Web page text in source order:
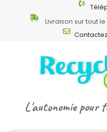
Livraison sur tout
L'autonomie pour